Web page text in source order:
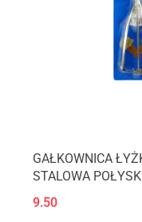
GAŁKOWNICA
STALOWA
9.50